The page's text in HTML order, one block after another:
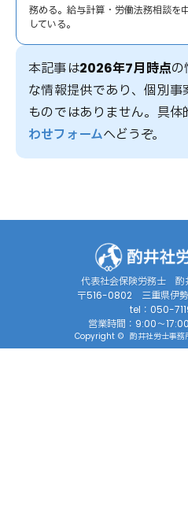
務める。給与計算・労働法務相談を
している。
本記事は2026年7月時点の
な情報提供であり、個別
ものではありません。具体
わせフォームへどうぞ。
代表社会保険労務士 酌
〒516-0802 三重県伊
tel：050-
営業時間：9:00～
Copyright © 酌井社労士事